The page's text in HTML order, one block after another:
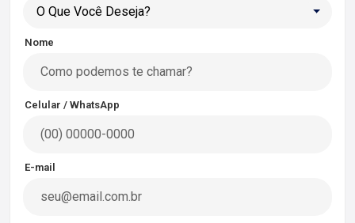
O Que Você Deseja?
Nome
Celular / WhatsApp
E-mail